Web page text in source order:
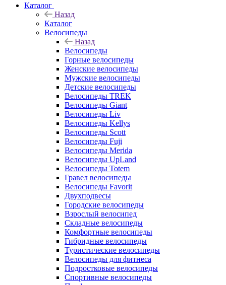
Каталог
Назад
Каталог
Велосипеды
Назад
Велосипеды
Горные велосипеды
Женские велосипеды
Мужские велосипеды
Детские велосипеды
Велосипеды TREK
Велосипеды Giant
Велосипеды Liv
Велосипеды Kellys
Велосипеды Scott
Велосипеды Fuji
Велосипеды Merida
Велосипеды UpLand
Велосипеды Totem
Гравел велосипеды
Велосипеды Favorit
Двухподвесы
Городские велосипеды
Взрослый велосипед
Складные велосипеды
Комфортные велосипеды
Гибридные велосипеды
Туристические велосипеды
Велосипеды для фитнеса
Подростковые велосипеды
Спортивные велосипеды